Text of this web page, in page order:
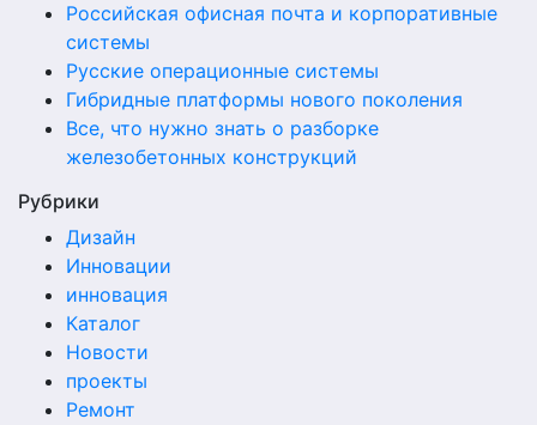
Российская офисная почта и корпоративные
системы
Русские операционные системы
Гибридные платформы нового поколения
Все, что нужно знать о разборке
железобетонных конструкций
Рубрики
Дизайн
Инновации
инновация
Каталог
Новости
проекты
Ремонт